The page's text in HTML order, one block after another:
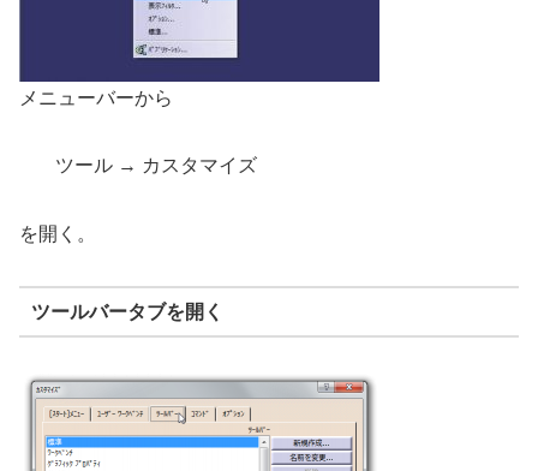
メニューバーから
ツール → カスタマイズ
を開く。
ツールバータブを開く